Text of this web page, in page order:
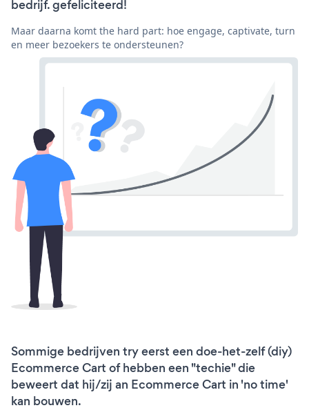
bedrijf. gefeliciteerd!
Maar daarna komt the hard part: hoe engage, captivate, turn
en meer bezoekers te ondersteunen?
Sommige bedrijven try eerst een doe-het-zelf (diy)
Ecommerce Cart of hebben een "techie" die
beweert dat hij/zij an Ecommerce Cart in 'no time'
kan bouwen.